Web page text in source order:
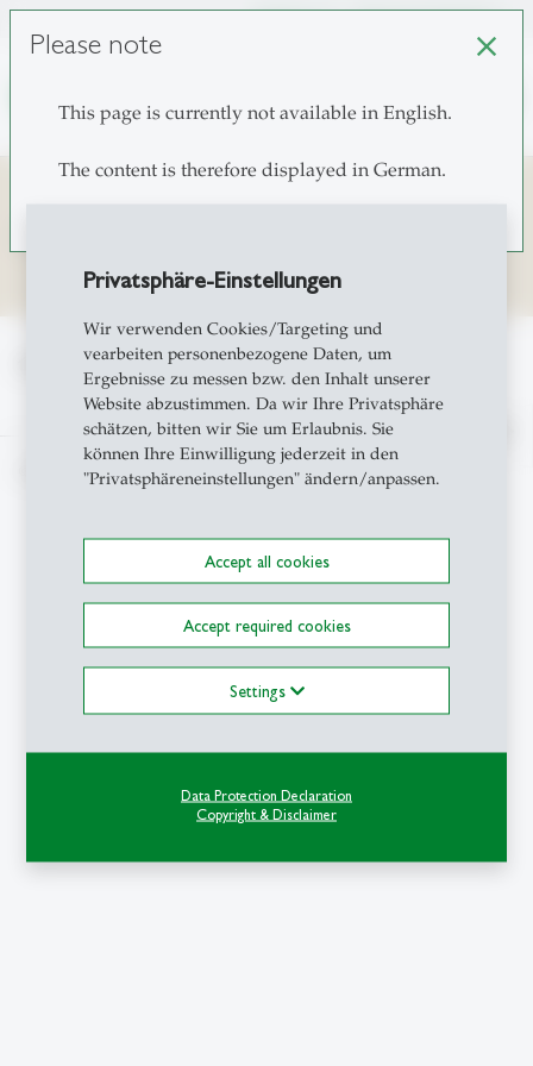
Privatsphäre-Einstellungen
Wir verwenden Cookies/Targeting und
vearbeiten personenbezogene Daten, um
Ergebnisse zu messen bzw. den Inhalt unserer
Website abzustimmen. Da wir Ihre Privatsphäre
schätzen, bitten wir Sie um Erlaubnis. Sie
können Ihre Einwilligung jederzeit in den
"Privatsphäreneinstellungen" ändern/anpassen.
Accept all cookies
Accept required cookies
Settings
Data Protection Declaration
Copyright & Disclaimer
Please note close
This page is currently not available in English.
The content is therefore displayed in German.
unisg.ch Choose institutes
search
GCEI-HSG
© Copyright 2026 University of St.Gallen, Switzerland